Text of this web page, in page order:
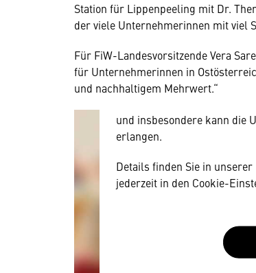
Station für Lippenpeeling mit Dr.
der viele Unternehmerinnen mit viel
Für FiW-Landesvorsitzende Vera
für Unternehmerinnen in
und nachhaltigem Mehrwert.“
Wir benötigen Ihre
Hier würden wir Ihnen
allerdings Ihre
Geräten und
und insbesondere kann die
erlangen.
Details finden Sie in
jederzeit in den Cookie-